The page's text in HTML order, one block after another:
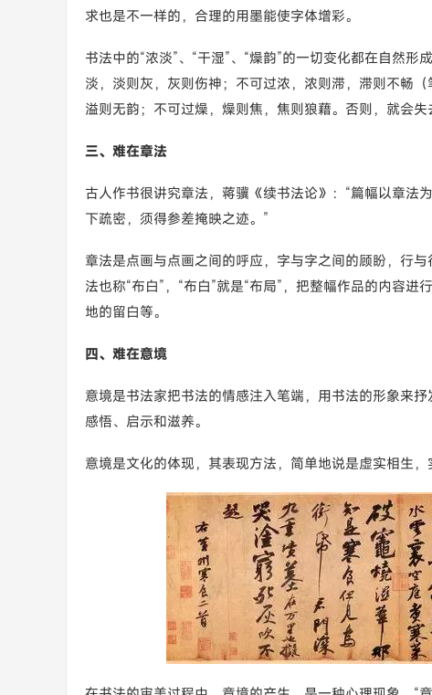
求也是不一样的，合理的用墨能使字体增彩。
书法中的“浓淡”、“干湿”、“燥韵”的一切变化都在自然
淡，淡则灰，灰则伤神；不可过浓，浓则滞，滞则不畅
溢则无韵；不可过燥，燥则焦，焦则狼藉。否则，就会失
三、难在章法
古人作书很讲究章法，蒋骥《续书法论》：“篇幅以章法
下疏密，须得参差掩映之迹。”
章法是点画与点画之间的呼应，字与字之间的顾盼，行
法也称“布白”，“布白”就是“布局”，把整幅作品的内容
地的留白等。
四、难在意境
意境是书法家把书法的情感注入笔端，用书法的形象来
感悟、启示和滋养。
意境是文化的体现，其表现方法，简单地说是虚实相生